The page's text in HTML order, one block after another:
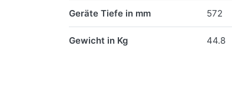
Geräte Tiefe in mm 572
Gewicht in Kg 44.8